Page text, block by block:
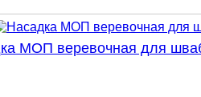
МОП веревочная для